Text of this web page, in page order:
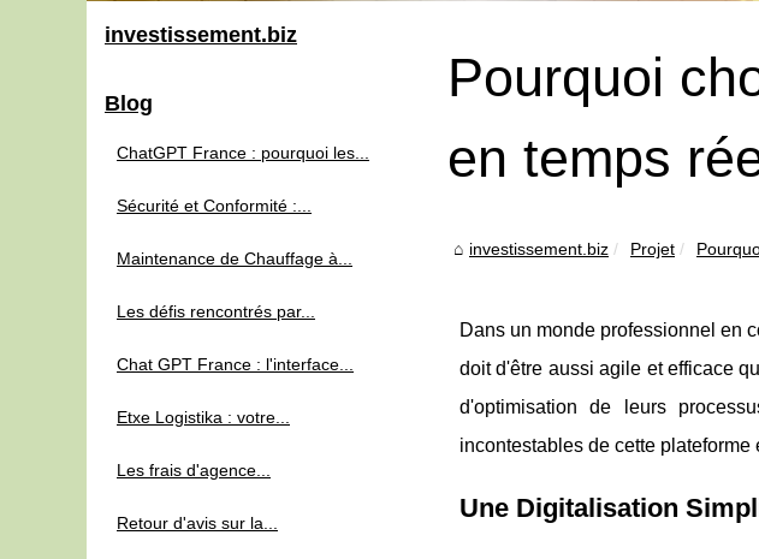
Pourquoi
en temps
investissement.biz Projet
Dans un monde professionnel en
doit d'être aussi agile et efficace
d'optimisation de leurs
incontestables de cette
Une Digitalisation
investissement.biz
Blog
ChatGPT France : pourquoi les...
Sécurité et Conformité :...
Maintenance de Chauffage à...
Les défis rencontrés par...
Chat GPT France : l'interface...
Etxe Logistika : votre...
Les frais d'agence...
Retour d'avis sur la...